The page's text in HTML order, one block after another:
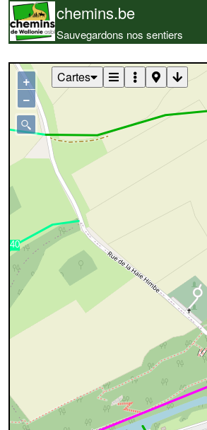
chemins.be
Sauvegardons nos sentiers
+
−
Cartes